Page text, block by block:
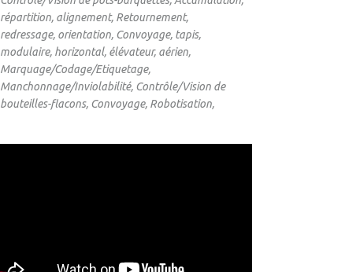
répartition, alignement, Retournement,
redressage, orientation, Convoyage, tapis,
modulaire, horizontal, élévateur, aérien,
Marquage/Codage/Etiquetage,
Manchonnage/Inviolabilité, Contrôle/Vision de
bouteilles-flacons, Convoyage, Robotisation,